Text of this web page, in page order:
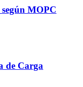
MOPC
de Carga